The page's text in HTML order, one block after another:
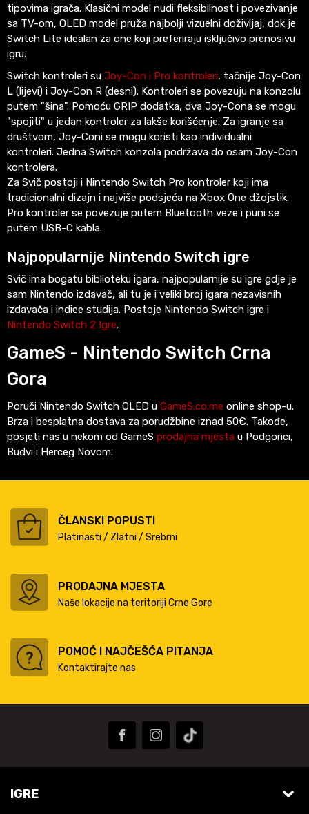
tipovima igrača. Klasični model nudi fleksibilnost i povezivanje
sa TV-om, OLED model pruža najbolji vizuelni doživljaj, dok je
Switch Lite idealan za one koji preferiraju isključivo prenosivu
igru.
Switch kontroleri su Joy-Con i Pro kontroleri, tačnije Joy-Con
L (lijevi) i Joy-Con R (desni). Kontroleri se povezuju na konzolu
putem "šina". Pomoću GRIP dodatka, dva Joy-Cona se mogu
"spojiti" u jedan kontroler za lakše korišćenje. Za igranje sa
društvom, Joy-Coni se mogu koristi kao individualni
kontroleri. Jedna Switch konzola podržava do osam Joy-Con
kontrolera.
Za Svič postoji i Nintendo Switch Pro kontroler koji ima
tradicionalni dizajn i najviše podsjeća na Xbox One džojstik.
Pro kontroler se povezuje putem Bluetooth veze i puni se
putem USB-C kabla.
Najpopularnije Nintendo Switch igre
Svič ima bogatu biblioteku igara, najpopularnije su igre gdje je
sam Nintendo izdavač, ali tu je i veliki broj igara nezavisnih
izdavača i indiee studija. Postoje Nintendo Switch igre i
Nintendo Switch 2 Igre.
GameS - Nintendo Switch Crna
Gora
Poruči Nintendo Switch OLED u GameS.co.me online shop-u.
Brza i besplatna dostava za porudžbine iznad 50€. Takođe,
posjeti nas u nekom od GameS prodajna mjesta u Podgorici,
Budvi i Herceg Novom.
ČLANSKI POPUSTI
Platinasti / Zlatni / Srebrni
PRODAJNA MJESTA
Naše lokacije na teritoriji Crne Gore
POMOĆ I NAJČEŠĆA PITANJA
Kontaktirajte nas
IGRE